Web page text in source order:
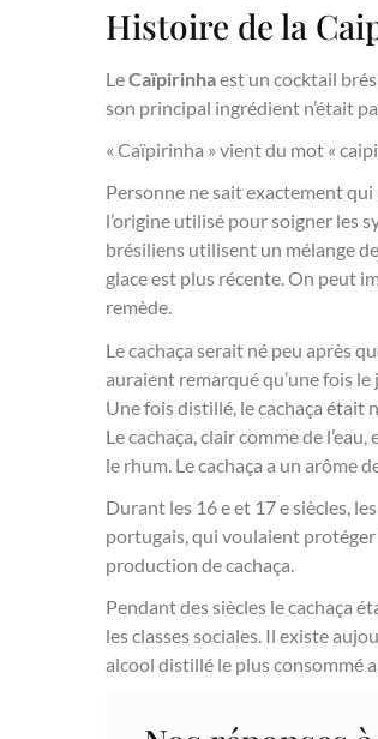
Histoire de la
LeCaïpirinhaest un cocktail
son principal ingrédient n’était
« Caïpirinha » vient du mot «
Personne ne sait exactement
l’origine utilisé pour soigner les
brésiliens utilisent un mélange
glace est plus récente. On peut
remède.
Le cachaça serait né peu après
auraient remarqué qu’une fois
Une fois distillé, le cachaça était
Le cachaça, clair comme de
le rhum. Le cachaça a un arôme
Durant les 16 e et 17 e siècles,
portugais, qui voulaient
production de cachaça.
Pendant des siècles le cachaça
les classes sociales. Il existe
alcool distillé le plus consommé